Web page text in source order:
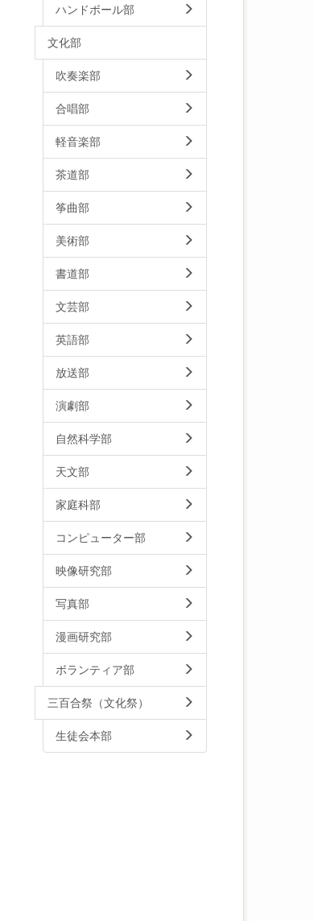
ハンドボール部
文化部
吹奏楽部
合唱部
軽音楽部
茶道部
筝曲部
美術部
書道部
文芸部
英語部
放送部
演劇部
自然科学部
天文部
家庭科部
コンピューター部
映像研究部
写真部
漫画研究部
ボランティア部
三百合祭（文化祭）
生徒会本部